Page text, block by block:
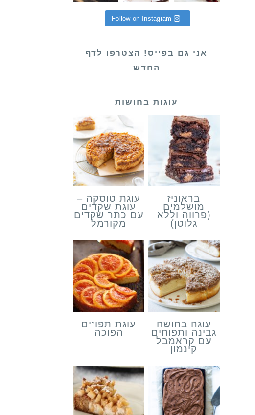
Follow on Instagram
אני גם בפייס! הצטרפו לדף
החדש
עוגות בחושות
עוגת טוסקה –
עוגת שקדים
עם כתר שקדים
מקורמל
בראוניז
מושלמים
(פרווה וללא
גלוטן)
עוגת תפוזים
הפוכה
עוגה בחושה
גבינה ותפוחים
עם קראמבל
קינמון